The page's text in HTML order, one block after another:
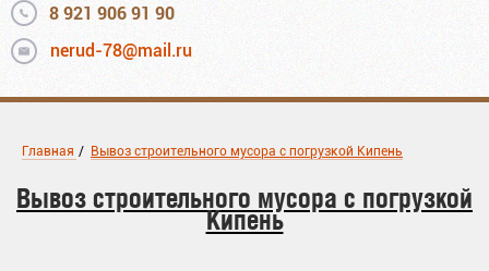
8 921 906 91 90
nerud-78@mail.ru
Главная / Вывоз строительного мусора с погрузкой Кипень
Вывоз строительного мусора с погрузкой
Кипень